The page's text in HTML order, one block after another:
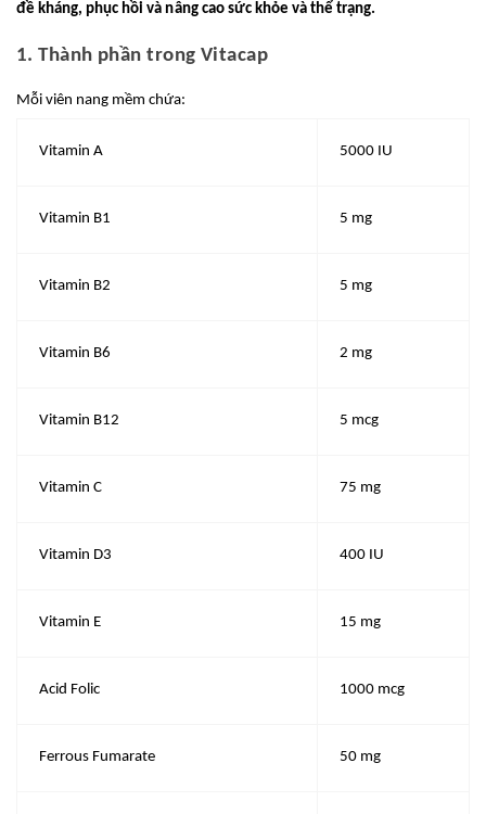
đề kháng, phục hồi và nâng cao sức khỏe và thể trạng.
1. Thành phần trong Vitacap
Mỗi viên nang mềm chứa:
Vitamin A 5000 IU
Vitamin B1 5 mg
Vitamin B2 5 mg
Vitamin B6 2 mg
Vitamin B12 5 mcg
Vitamin C 75 mg
Vitamin D3 400 IU
Vitamin E 15 mg
Acid Folic 1000 mcg
Ferrous Fumarate 50 mg